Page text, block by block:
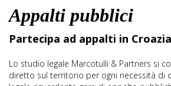
Appalti pubblici
Partecipa ad appalti in Croazia
Lo studio legale Marcotulli & Partners si
diretto sul territorio per ogni necessità di